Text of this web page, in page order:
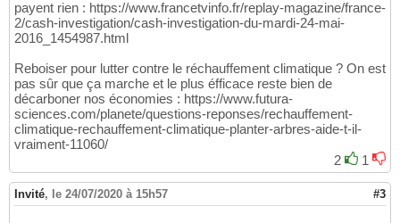
payent rien : https://www.francetvinfo.fr/replay-magazine/france-
2/cash-investigation/cash-investigation-du-mardi-24-mai-
2016_1454987.html
Reboiser pour lutter contre le réchauffement climatique ? On est
pas sûr que ça marche et le plus éfficace reste bien de
décarboner nos économies : https://www.futura-
sciences.com/planete/questions-reponses/rechauffement-
climatique-rechauffement-climatique-planter-arbres-aide-t-il-
vraiment-11060/
2
1
Invité, le 24/07/2020 à 15h57 #3